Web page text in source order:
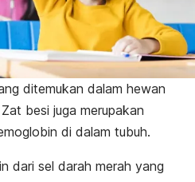
ditemukan dalam hewan
besi juga merupakan
di dalam tubuh.
dari sel darah merah yang